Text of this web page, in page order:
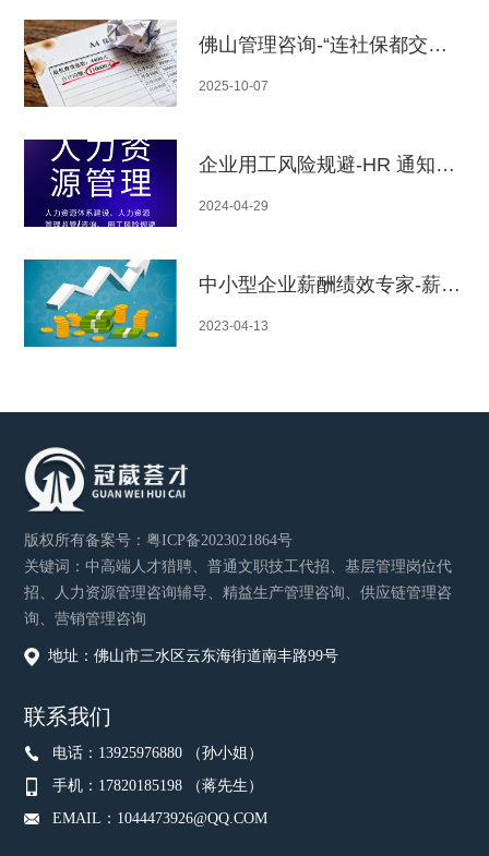
佛山管理咨询-“连社保都交不起的厂该关停？”广东小厂案例曝光：100个宝妈的生计与老板的绝境
2025-10-07
企业用工风险规避-HR 通知技术部经理调岗，为何反遭巨额赔偿？
2024-04-29
中小型企业薪酬绩效专家-薪酬管理包含那些内容
2023-04-13
版权所有备案号：粤ICP备2023021864号
关键词：中高端人才猎聘、普通文职技工代招、基层管理岗位代
招、人力资源管理咨询辅导、精益生产管理咨询、供应链管理咨
询、营销管理咨询
地址：佛山市三水区云东海街道南丰路99号
联系我们
电话：13925976880 （孙小姐）
手机：17820185198 （蒋先生）
EMAIL：1044473926@QQ.COM